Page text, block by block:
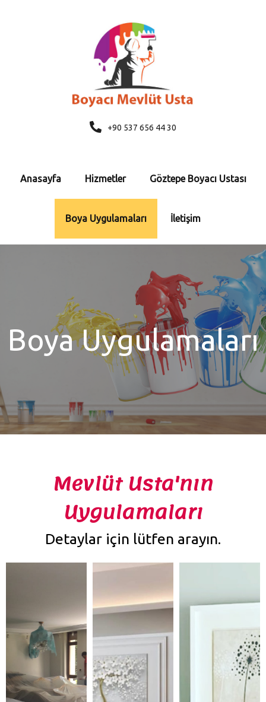
+90 537 656 44 30
Anasayfa Hizmetler Göztepe Boyacı Ustası
Boya Uygulamaları İletişim
Boya Uygulamaları
Mevlüt Usta'nın
Uygulamaları
Detaylar için lütfen arayın.